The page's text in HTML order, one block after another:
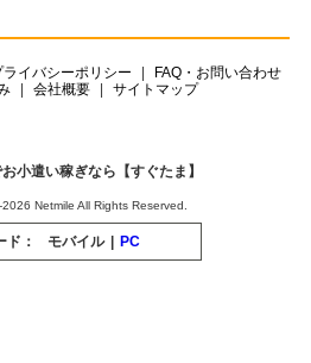
ライバシーポリシー
FAQ・お問い合わせ
会社概要 サイトマップ
小遣い稼ぎなら【すぐたま】
Netmile All Rights Reserved.
ド： モバイル | PC